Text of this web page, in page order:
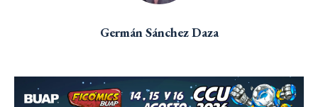
Germán Sánchez Daza